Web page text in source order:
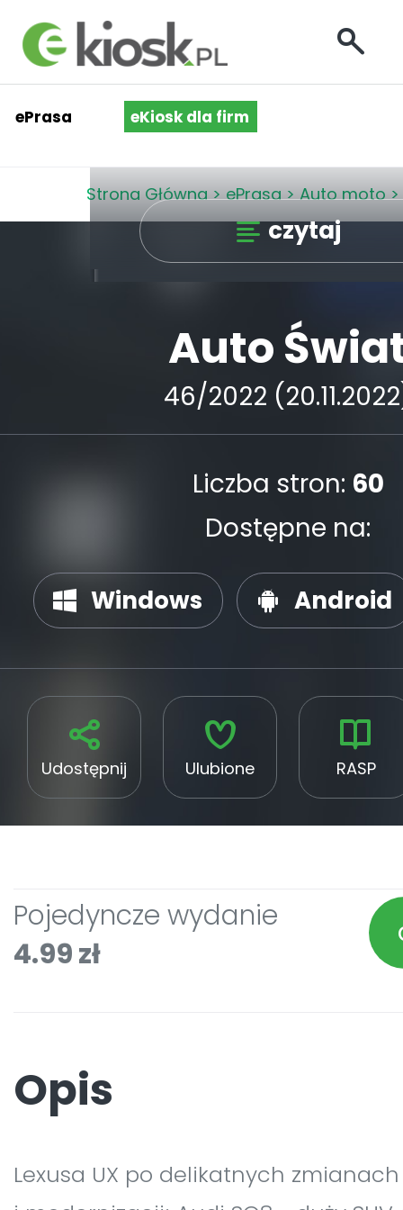
ePrasa eKiosk dla firm
Strona Główna > ePrasa > Auto moto >
czytaj
Auto
46/2022
Liczba stron: 60
Dostępne na:
Windows Android
Udostępnij Ulubione RASP
Pojedyncze wydanie
4.99 zł
Opis
Lexusa UX po delikatnych